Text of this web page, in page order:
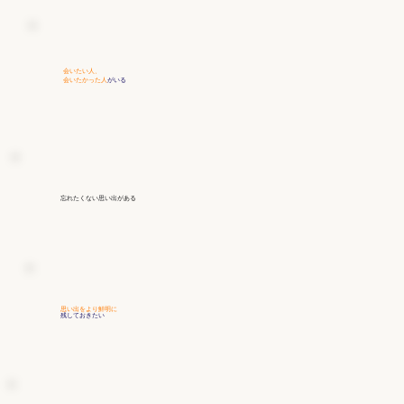
会いたい人、
会いたかった人がいる
思い出をより鮮明に
残しておきたい
忘れたくない思い出がある